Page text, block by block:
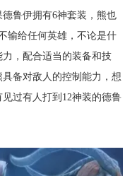
鲁伊拥有6神套装，熊也
输给任何英雄，不论是什
，配合适当的装备和技
备对敌人的控制能力，想
过有人打到12神装的德鲁